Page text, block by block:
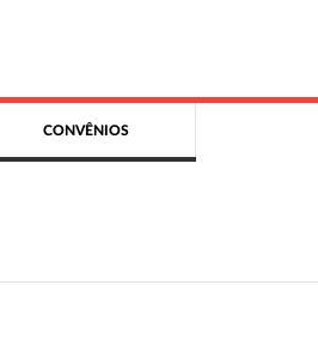
CONVÊNIOS